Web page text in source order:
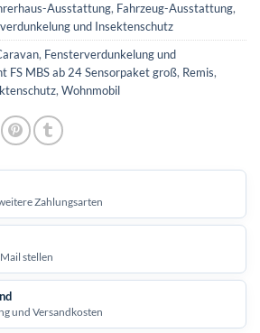
Ausstattung, Fahrzeug-Ausstattung,
und Insektenschutz
, Fensterverdunkelung und
FS MBS ab 24 Sensorpaket groß, Remis,
, Wohnmobil
Zahlungsarten
stellen
und Versandkosten